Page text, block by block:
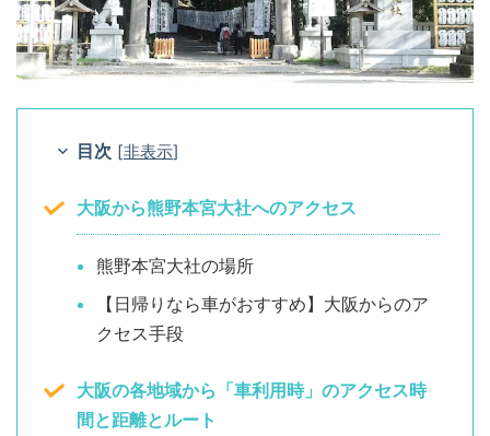
目次 [非表示]
大阪から熊野本宮大社へのアクセス
熊野本宮大社の場所
【日帰りなら車がおすすめ】大阪からのア
クセス手段
大阪の各地域から「車利用時」のアクセス時
間と距離とルート